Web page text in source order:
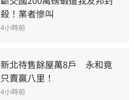
殺！業者慘叫
4小時前
新北待售餘屋萬8戶　永和竟
只賣贏八里！
4小時前